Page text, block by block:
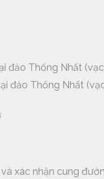
đảo Thống Nhất
đảo Thống Nhất
xác nhận cung